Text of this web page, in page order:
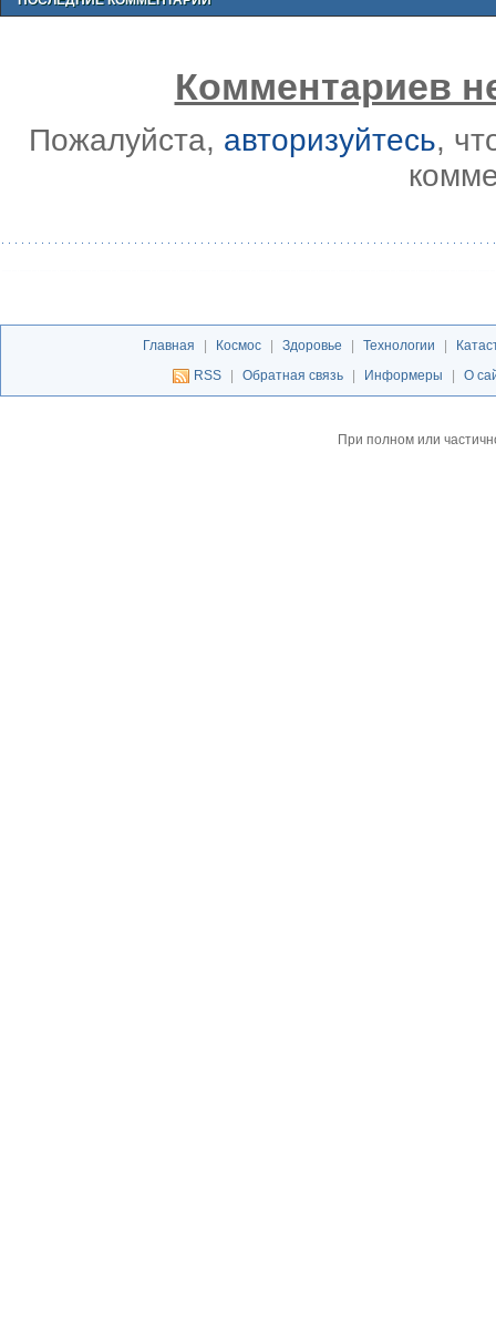
Комментариев
Пожалуйста, авторизуйтесь,
Главная | Космос | Здоровье | Технологии |
RSS
| Обратная связь | Информеры | О
При полном или